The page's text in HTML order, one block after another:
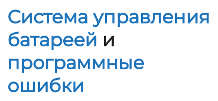
Система управления
батареей и
программные
ошибки